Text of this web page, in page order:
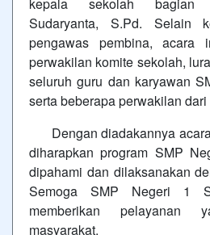
kepala sekolah bagian
Sudaryanta, S.Pd. Selain
pengawas pembina,
perwakilan komite sekolah,
seluruh guru dan karyawan
serta beberapa perwakilan
Dengan diadakannya
diharapkan program SMP
dipahami dan dilaksanakan
Semoga SMP Negeri 1
memberikan pelayanan
masyarakat.